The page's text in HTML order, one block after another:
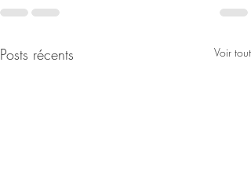
Posts récents Voir tout